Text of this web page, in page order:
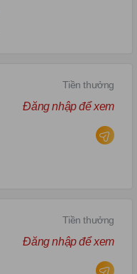
Tiền thưởng
Đăng nhập để xem
Tiền thưởng
Đăng nhập để xem